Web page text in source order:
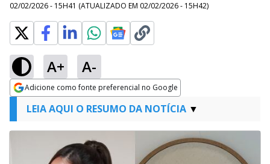
02/02/2026 - 15H41 (ATUALIZADO EM 02/02/2026 - 15H42)
A+ A-
Adicione como fonte preferencial no Google
Opens in new window
LEIA AQUI O RESUMO DA NOTÍCIA